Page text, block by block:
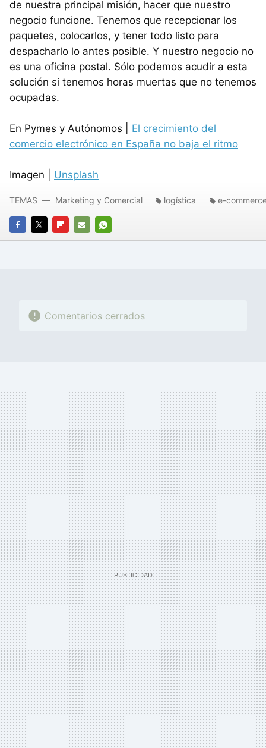
de nuestra principal misión, hacer que nuestro
negocio funcione. Tenemos que recepcionar los
paquetes, colocarlos, y tener todo listo para
despacharlo lo antes posible. Y nuestro negocio no
es una oficina postal. Sólo podemos acudir a esta
solución si tenemos horas muertas que no tenemos
ocupadas.
En Pymes y Autónomos | El crecimiento del
comercio electrónico en España no baja el ritmo
Imagen | Unsplash
FACEBOOK
TWITTERFLIPBOARD
E-
WHATSAPP
TEMAS Marketing y Comercial logística e-
Comentarios cerrados